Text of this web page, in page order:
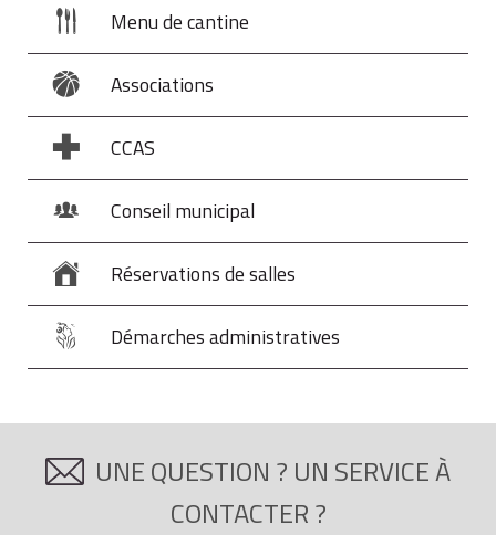
Menu de cantine
Associations
CCAS
Conseil municipal
Réservations de salles
Démarches administratives
UNE QUESTION ? UN SERVICE À
CONTACTER ?